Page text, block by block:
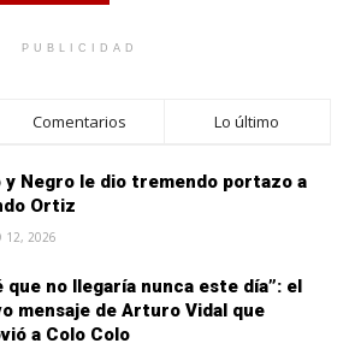
PUBLICIDAD
Comentarios Lo último
y Negro le dio tremendo portazo a
Ortiz
12, 2026
que no llegaría nunca este día”: el
mensaje de Arturo Vidal que
a Colo Colo